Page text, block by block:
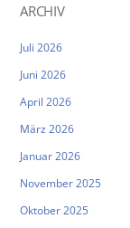
ARCHIV
Juli 2026
Juni 2026
April 2026
März 2026
Januar 2026
November 2025
Oktober 2025